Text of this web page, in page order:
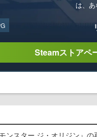
は、あ
Steamストアペ
モンスター ジ・オリジン』